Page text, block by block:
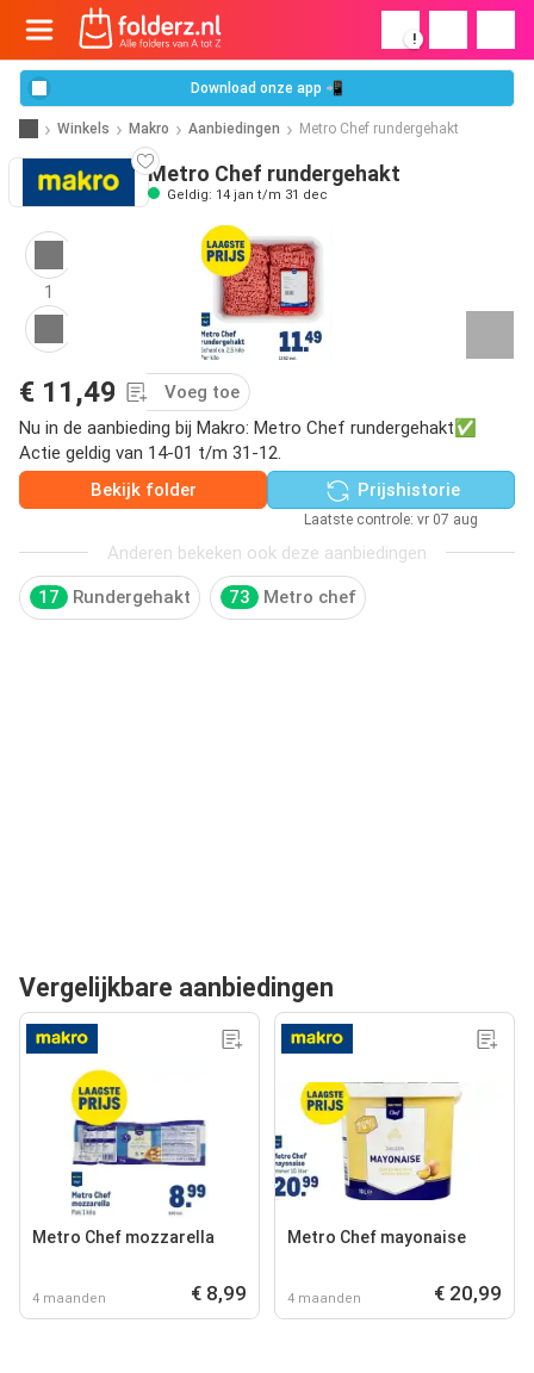
!
Download onze app 📲
Winkels Makro Aanbiedingen Metro Chef rundergehakt
Metro Chef rundergehakt
Geldig: 14 jan t/m 31 dec
1
€ 11,49
Voeg toe
Nu in de aanbieding bij Makro: Metro Chef rundergehakt✅
Actie geldig van 14-01 t/m 31-12.
Bekijk folder
Prijshistorie
Laatste controle: vr 07 aug
Anderen bekeken ook deze aanbiedingen
17 Rundergehakt 73 Metro chef
Vergelijkbare aanbiedingen
Metro Chef mozzarella
4 maanden € 8,99
Metro Chef mayonaise
4 maanden € 20,99